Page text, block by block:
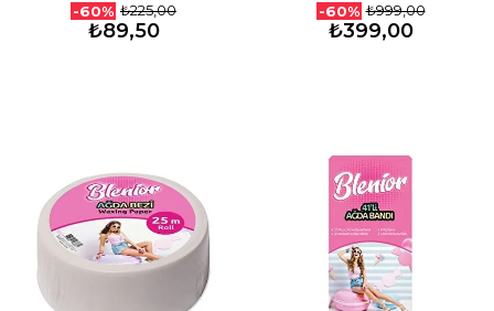
-60% ₺225,00
₺89,50
-60% ₺999,00
₺399,00